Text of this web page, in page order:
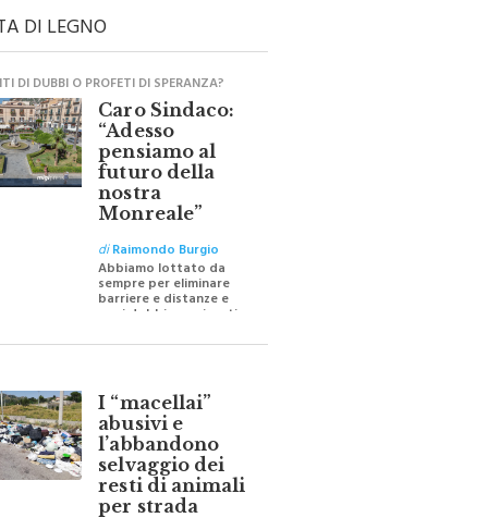
DI LEGNO
DI DUBBI O PROFETI DI SPERANZA?
Caro Sindaco:
“Adesso
pensiamo al
futuro della
nostra
Monreale”
diRaimondo Burgio
Abbiamo lottato da
sempre per eliminare
barriere e distanze e
per ricostruire certezze
I “macellai”
abusivi e
l’abbandono
selvaggio dei
resti di animali
per strada